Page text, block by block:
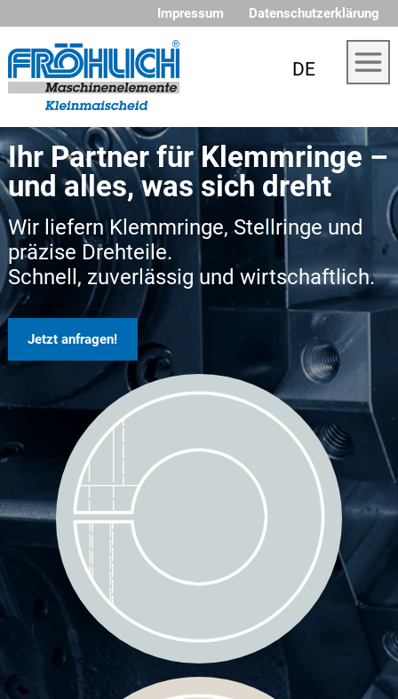
Impressum Datenschutzerklärung
DE
Ihr Partner für Klemmringe –
und alles, was sich dreht
Wir liefern Klemmringe, Stellringe und
präzise Drehteile.
Schnell, zuverlässig und wirtschaftlich.
Jetzt anfragen!